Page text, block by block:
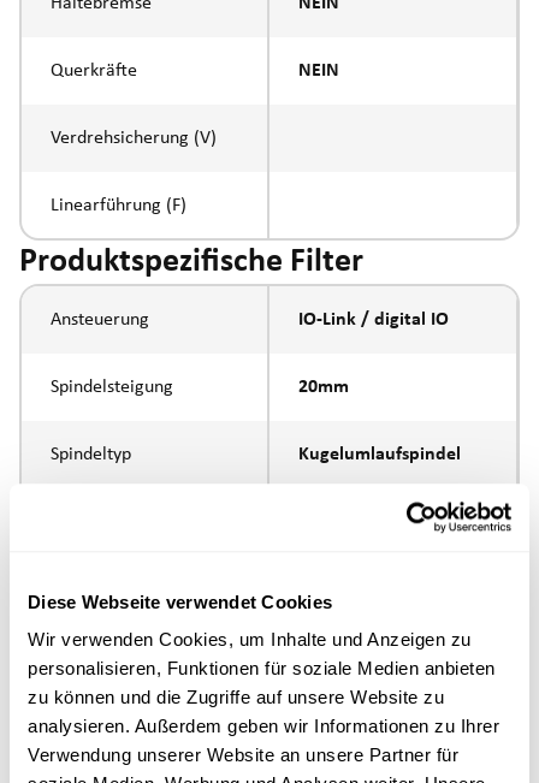
Diese Webseite verwendet Cookies
Wir verwenden Cookies, um Inhalte und Anzeigen zu
personalisieren, Funktionen für soziale Medien anbieten
zu können und die Zugriffe auf unsere Website zu
analysieren. Außerdem geben wir Informationen zu Ihrer
Verwendung unserer Website an unsere Partner für
Querkräfte NEIN
Verdrehsicherung (V)
Linearführung (F)
Produktspezifische Filter
Ansteuerung IO-Link / digital IO
Spindelsteigung 20mm
Spindeltyp Kugelumlaufspindel
Aussengewinde
Positioniergenauigkeit +/- 0.1 mm